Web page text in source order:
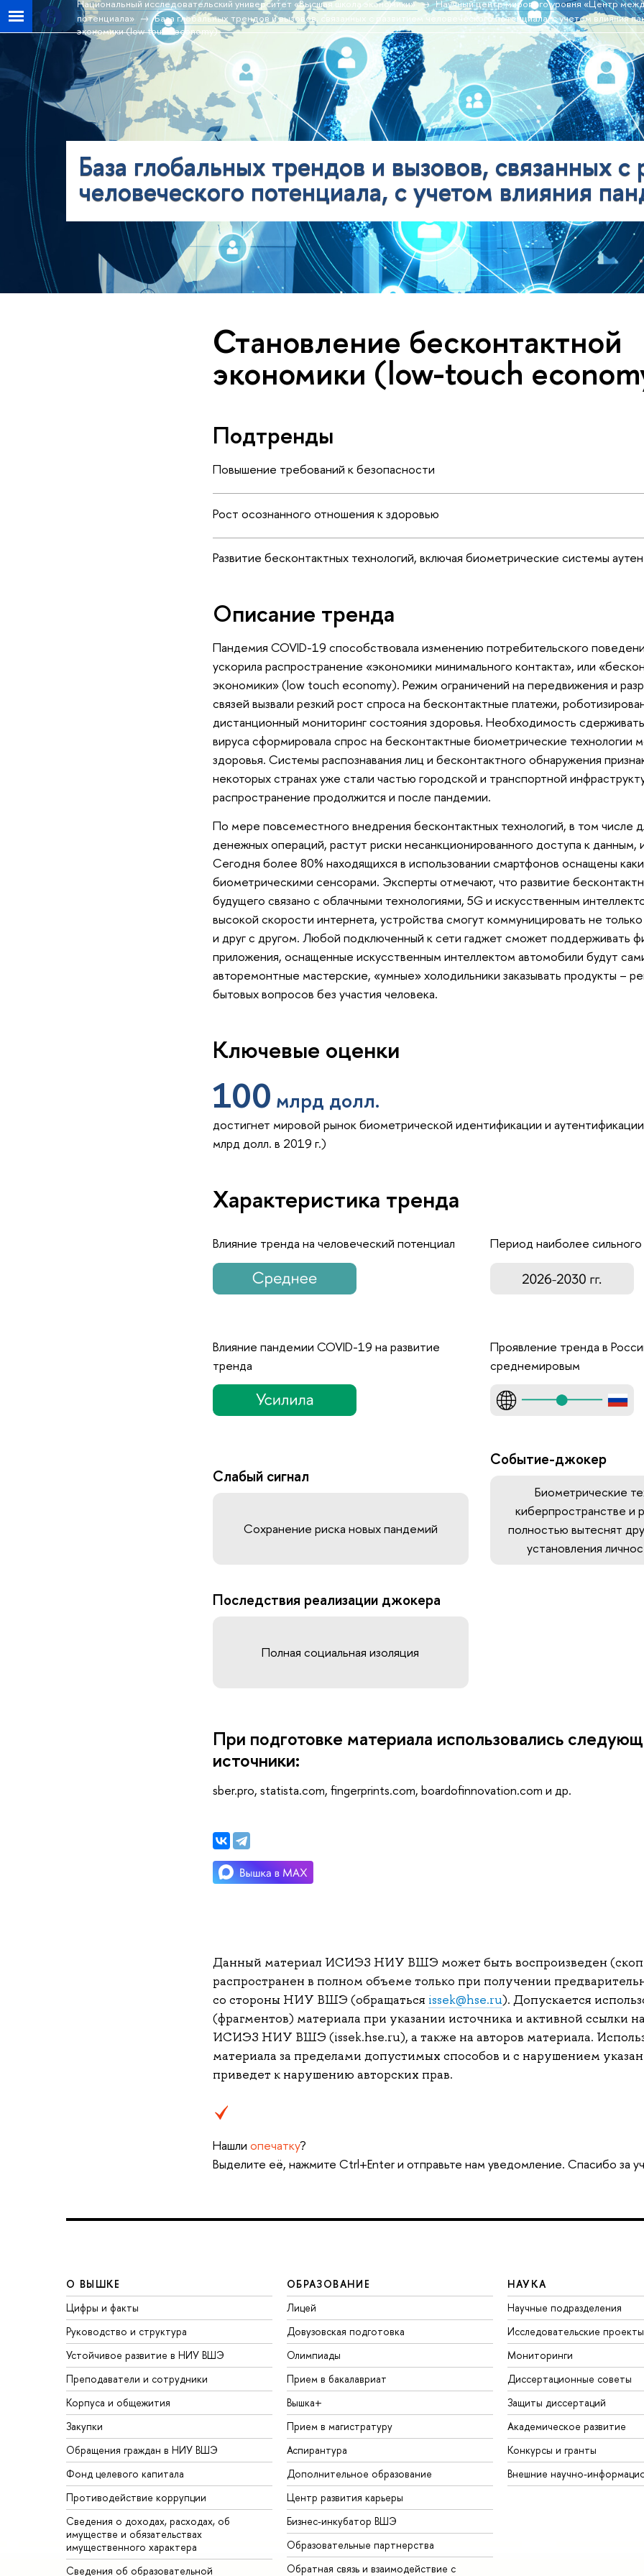
Национальный исследовательский университет «Высшая школа экономики»
Научный центр мирового уровня «Центр
потенциала»
База глобальных трендов и вызовов, связанных с развитием человеческого потенциала, с учетом влияния
экономики (low-touch economy)
База глобальных трендов и вызовов, связанных с
человеческого потенциала, с учетом влияния
Становление бесконтактной
экономики (low-touch
Подтренды
Повышение требований к безопасности
Рост осознанного отношения к здоровью
Развитие бесконтактных технологий, включая биометрические системы
Описание тренда
Пандемия COVID-19 способствовала изменению потребительского
ускорила распространение «экономики минимального контакта», или
экономики» (low touch economy). Режим ограничений на передвижения и
связей вызвали резкий рост спроса на бесконтактные платежи,
дистанционный мониторинг состояния здоровья. Необходимость
вируса сформировала спрос на бесконтактные биометрические технологии
здоровья. Системы распознавания лиц и бесконтактного обнаружения
некоторых странах уже стали частью городской и транспортной
распространение продолжится и после пандемии.
По мере повсеместного внедрения бесконтактных технологий, в том числе
денежных операций, растут риски несанкционированного доступа к данным,
Сегодня более 80% находящихся в использовании смартфонов оснащены
биометрическими сенсорами. Эксперты отмечают, что развитие
будущего связано с облачными технологиями, 5G и искусственным
высокой скорости интернета, устройства смогут коммуницировать не
и друг с другом. Любой подключенный к сети гаджет сможет поддерживать
приложения, оснащенные искусственным интеллектом автомобили будут
авторемонтные мастерские, «умные» холодильники заказывать продукты –
бытовых вопросов без участия человека.
Ключевые оценки
100 млрд долл.
достигнет мировой рынок биометрической идентификации и
млрд долл. в 2019 г.)
Характеристика тренда
Влияние тренда на человеческий потенциал Период наиболее
Влияние пандемии COVID-19 на развитие
тренда
Проявление тренда в
среднемировым
Слабый сигнал
Сохранение риска новых пандемий
Событие-джокер
Биометрические
киберпространстве и
полностью вытеснят
установления
Последствия реализации джокера
Полная социальная изоляция
При подготовке материала использовались
источники:
sber.pro, statista.com, fingerprints.com, boardofinnovation.com и др.
Данный материал ИСИЭЗ НИУ ВШЭ может быть воспроизведен
распространен в полном объеме только при получении
со стороны НИУ ВШЭ (обращаться issek@hse.ru). Допускается
(фрагментов) материала при указании источника и активной ссылки
ИСИЭЗ НИУ ВШЭ (issek.hse.ru), а также на авторов материала.
материала за пределами допустимых способов и с нарушением
приведет к нарушению авторских прав.
Нашли опечатку?
Выделите её, нажмите Ctrl+Enter и отправьте нам уведомление. Спасибо за
О ВЫШКЕ
Цифры и факты
Руководство и структура
Устойчивое развитие в НИУ ВШЭ
Преподаватели и сотрудники
Корпуса и общежития
Закупки
Обращения граждан в НИУ ВШЭ
Фонд целевого капитала
Противодействие коррупции
Сведения о доходах, расходах, об
имуществе и обязательствах
имущественного характера
Сведения об образовательной
ОБРАЗОВАНИЕ
Лицей
Довузовская подготовка
Олимпиады
Прием в бакалавриат
Вышка+
Прием в магистратуру
Аспирантура
Дополнительное образование
Центр развития карьеры
Бизнес-инкубатор ВШЭ
Образовательные партнерства
Обратная связь и взаимодействие с
НАУКА
Научные подразделения
Исследовательские проекты
Мониторинги
Диссертационные советы
Защиты диссертаций
Академическое развитие
Конкурсы и гранты
Внешние научно-